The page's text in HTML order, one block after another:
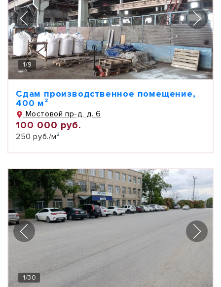
1/9
Сдам производственное помещение,
400 м²
Мостовой пр-д, д. 6
100 000 руб.
250 руб./м²
1/30